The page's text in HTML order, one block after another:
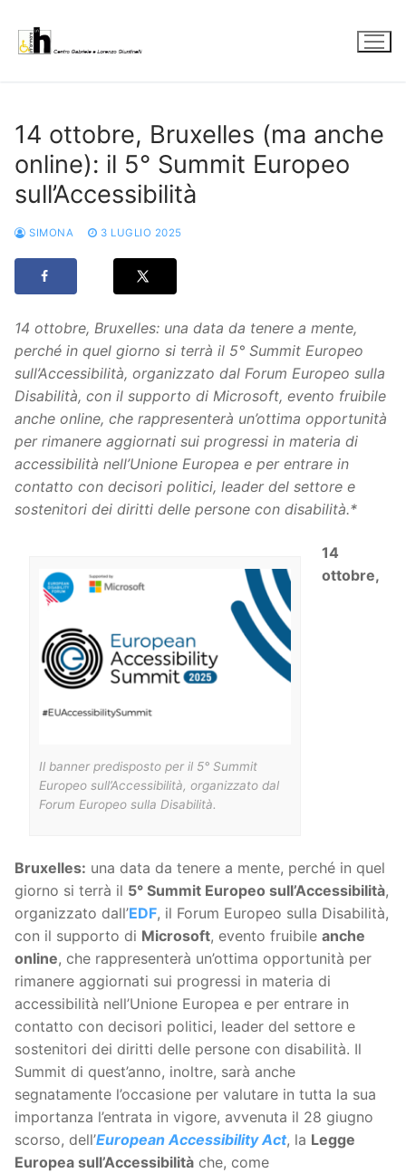
contenuto
14 ottobre, Bruxelles (ma anche
online): il 5° Summit Europeo
sull’Accessibilità
SIMONA 3 LUGLIO 2025
14 ottobre, Bruxelles: una data da tenere a mente,
perché in quel giorno si terrà il 5° Summit Europeo
sull’Accessibilità, organizzato dal Forum Europeo sulla
Disabilità, con il supporto di Microsoft, evento fruibile
anche online, che rappresenterà un’ottima opportunità
per rimanere aggiornati sui progressi in materia di
accessibilità nell’Unione Europea e per entrare in
contatto con decisori politici, leader del settore e
sostenitori dei diritti delle persone con disabilità.*
Il banner predisposto per il 5° Summit
Europeo sull’Accessibilità, organizzato dal
Forum Europeo sulla Disabilità.
14
ottobre,
Bruxelles: una data da tenere a mente, perché in quel
giorno si terrà il 5° Summit Europeo sull’Accessibilità,
organizzato dall’EDF, il Forum Europeo sulla Disabilità,
con il supporto di Microsoft, evento fruibile anche
online, che rappresenterà un’ottima opportunità per
rimanere aggiornati sui progressi in materia di
accessibilità nell’Unione Europea e per entrare in
contatto con decisori politici, leader del settore e
sostenitori dei diritti delle persone con disabilità. Il
Summit di quest’anno, inoltre, sarà anche
segnatamente l’occasione per valutare in tutta la sua
importanza l’entrata in vigore, avvenuta il 28 giugno
scorso, dell’European Accessibility Act, la Legge
Europea sull’Accessibilità che, come